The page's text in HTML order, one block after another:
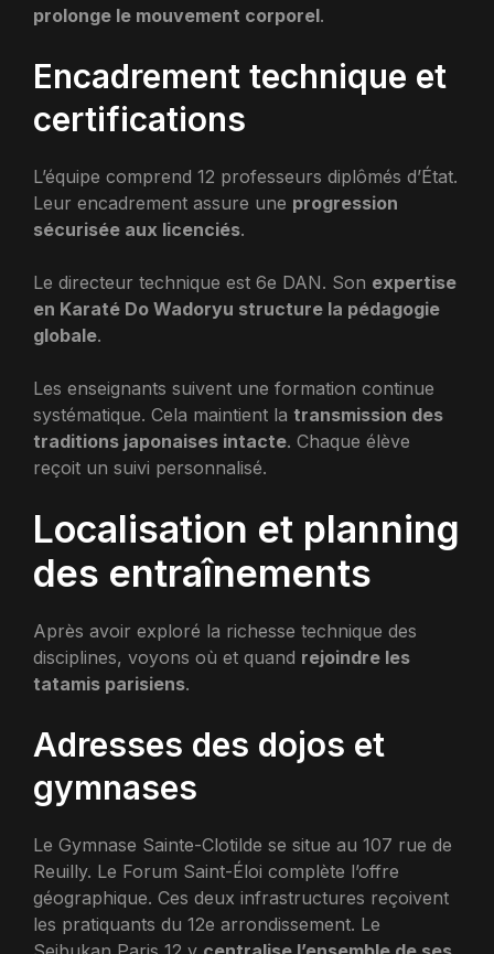
prolonge le mouvement corporel.
Encadrement technique et
certifications
L’équipe comprend 12 professeurs diplômés d’État.
Leur encadrement assure une progression
sécurisée aux licenciés.
Le directeur technique est 6e DAN. Son expertise
en Karaté Do Wadoryu structure la pédagogie
globale.
Les enseignants suivent une formation continue
systématique. Cela maintient la transmission des
traditions japonaises intacte. Chaque élève
reçoit un suivi personnalisé.
Localisation et planning
des entraînements
Après avoir exploré la richesse technique des
disciplines, voyons où et quand rejoindre les
tatamis parisiens.
Adresses des dojos et
gymnases
Le Gymnase Sainte-Clotilde se situe au 107 rue de
Reuilly. Le Forum Saint-Éloi complète l’offre
géographique. Ces deux infrastructures reçoivent
les pratiquants du 12e arrondissement. Le